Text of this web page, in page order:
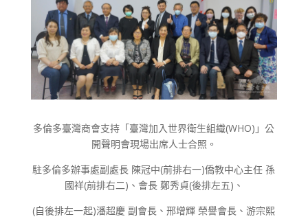
多倫多臺灣商會支持「臺灣加入世界衛生組織(WHO) 」公
開聲明會現場出席人士合照。
駐多倫多辦事處副處長 陳冠中(前排右一)僑教中心主任 孫
國祥(前排右二) 、會長 鄭秀貞(後排左五) 、
(自後排左一起)潘超慶 副會長、邢增輝 榮譽會長、游宗熙